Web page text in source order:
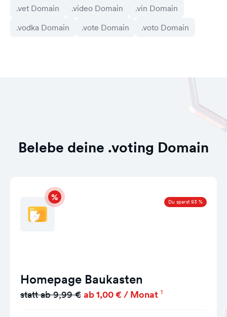
.vet Domain .video Domain
.vin Domain
.vodka Domain
.vote Domain .voto Domain
Belebe deine .voting Domain
Du sparst 93 %
Homepage Baukasten
statt ab 9,99 € ab 1,00 € / Monat 1